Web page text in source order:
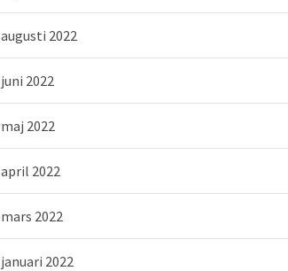
augusti 2022
juni 2022
maj 2022
april 2022
mars 2022
januari 2022